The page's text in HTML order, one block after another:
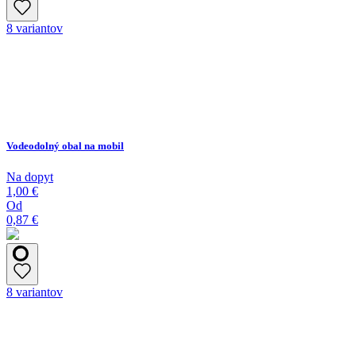
8 variantov
Vodeodolný obal na mobil
Na dopyt
1,00 €
Od
0,87 €
8 variantov